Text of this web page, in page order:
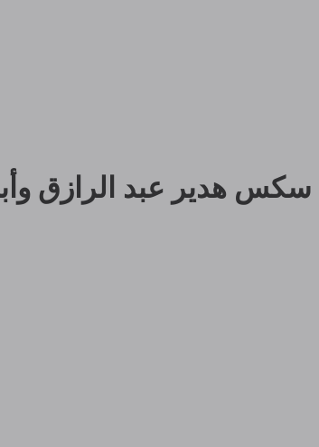
سكس هدير عبد الرازق